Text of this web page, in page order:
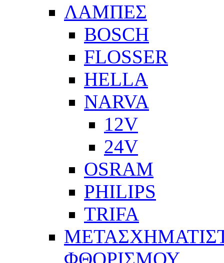
ΛΑΜΠΕΣ
BOSCH
FLOSSER
HELLA
NARVA
12V
24V
OSRAM
PHILIPS
TRIFA
ΦΘΟΡΙΣΜΟΥ